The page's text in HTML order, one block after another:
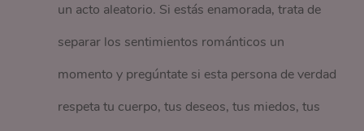
un acto aleatorio. Si estás enamorada, trata de
separar los sentimientos románticos un
momento y pregúntate si esta persona de verdad
respeta tu cuerpo, tus deseos, tus miedos, tus